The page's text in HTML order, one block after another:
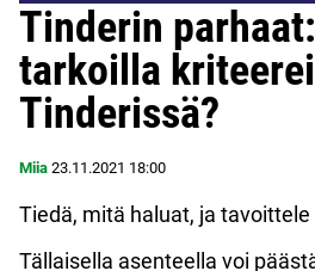
Tinderin
tarkoilla
Tinderissä?
Miia 23.11.2021 18:00
Tiedä, mitä haluat, ja tavoittele
Tällaisella asenteella voi